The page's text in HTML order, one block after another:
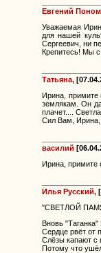
Евгений
Уважаемая
для нашей
Сергеевич, ни
Крепитесь! Мы
Татьяна,
Ирина, примите
землякам. Он
плачет....
Сил Вам, Ирина,
василий
Ирина, примите
Илья Русский,
"СВЕТЛОЙ
Вновь "Таганка"
Сердце рвёт от
Слёзы капают с
Потому что